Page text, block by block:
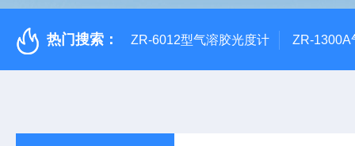
热门搜索： ZR-6012型气溶胶光度计 ZR-1300A